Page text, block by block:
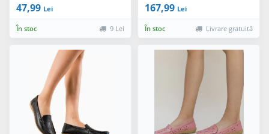
47,99 Lei
În stoc 9 Lei
167,99 Lei
În stoc Livrare gratuită